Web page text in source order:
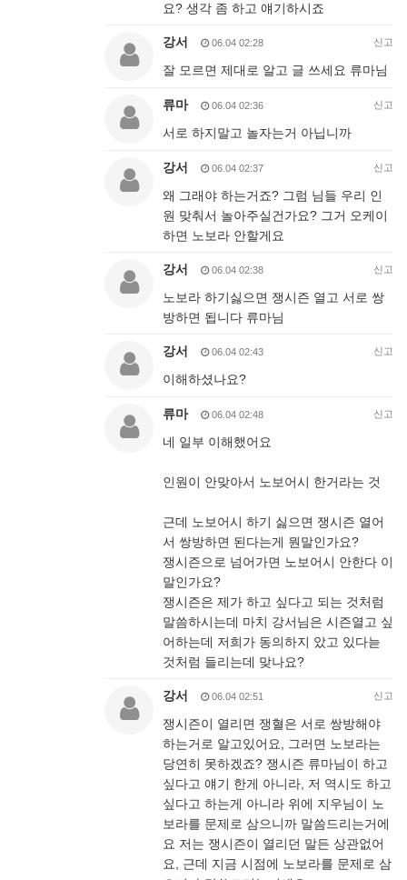
요? 생각 좀 하고 얘기하시죠
강서 06.04 02:28 신고
잘 모르면 제대로 알고 글 쓰세요 류마님
류마 06.04 02:36 신고
서로 하지말고 놀자는거 아닙니까
강서 06.04 02:37 신고
왜 그래야 하는거죠? 그럼 님들 우리 인
원 맞춰서 놀아주실건가요? 그거 오케이
하면 노보라 안할게요
강서 06.04 02:38 신고
노보라 하기싫으면 쟁시즌 열고 서로 쌍
방하면 됩니다 류마님
강서 06.04 02:43 신고
이해하셨나요?
류마 06.04 02:48 신고
네 일부 이해했어요
인원이 안맞아서 노보어시 한거라는 것
근데 노보어시 하기 싫으면 쟁시즌 열어
서 쌍방하면 된다는게 뭔말인가요?
쟁시즌으로 넘어가면 노보어시 안한다 이
말인가요?
쟁시즌은 제가 하고 싶다고 되는 것처럼
말씀하시는데 마치 강서님은 시즌열고 싶
어하는데 저희가 동의하지 았고 있다늗
것처럼 들리는데 맞나요?
강서 06.04 02:51 신고
쟁시즌이 열리면 쟁혈은 서로 쌍방해야
하는거로 알고있어요, 그러면 노보라는
당연히 못하겠죠? 쟁시즌 류마님이 하고
싶다고 얘기 한게 아니라, 저 역시도 하고
싶다고 하는게 아니라 위에 지우님이 노
보라를 문제로 삼으니까 말씀드리는거에
요 저는 쟁시즌이 열리던 말든 상관없어
요, 근데 지금 시점에 노보라를 문제로 삼